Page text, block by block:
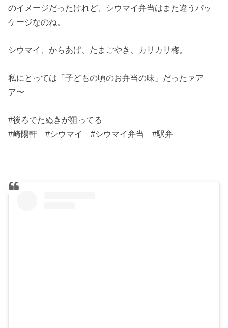
のイメージだったけれど、シウマイ弁当はまた違うパッ
ケージなのね。
シウマイ、からあげ、たまごやき、カリカリ梅。
私にとっては「子どもの頃のお弁当の味」だったァア
ア〜
#後ろでたぬきが狙ってる
#崎陽軒 #シウマイ #シウマイ弁当 #駅弁